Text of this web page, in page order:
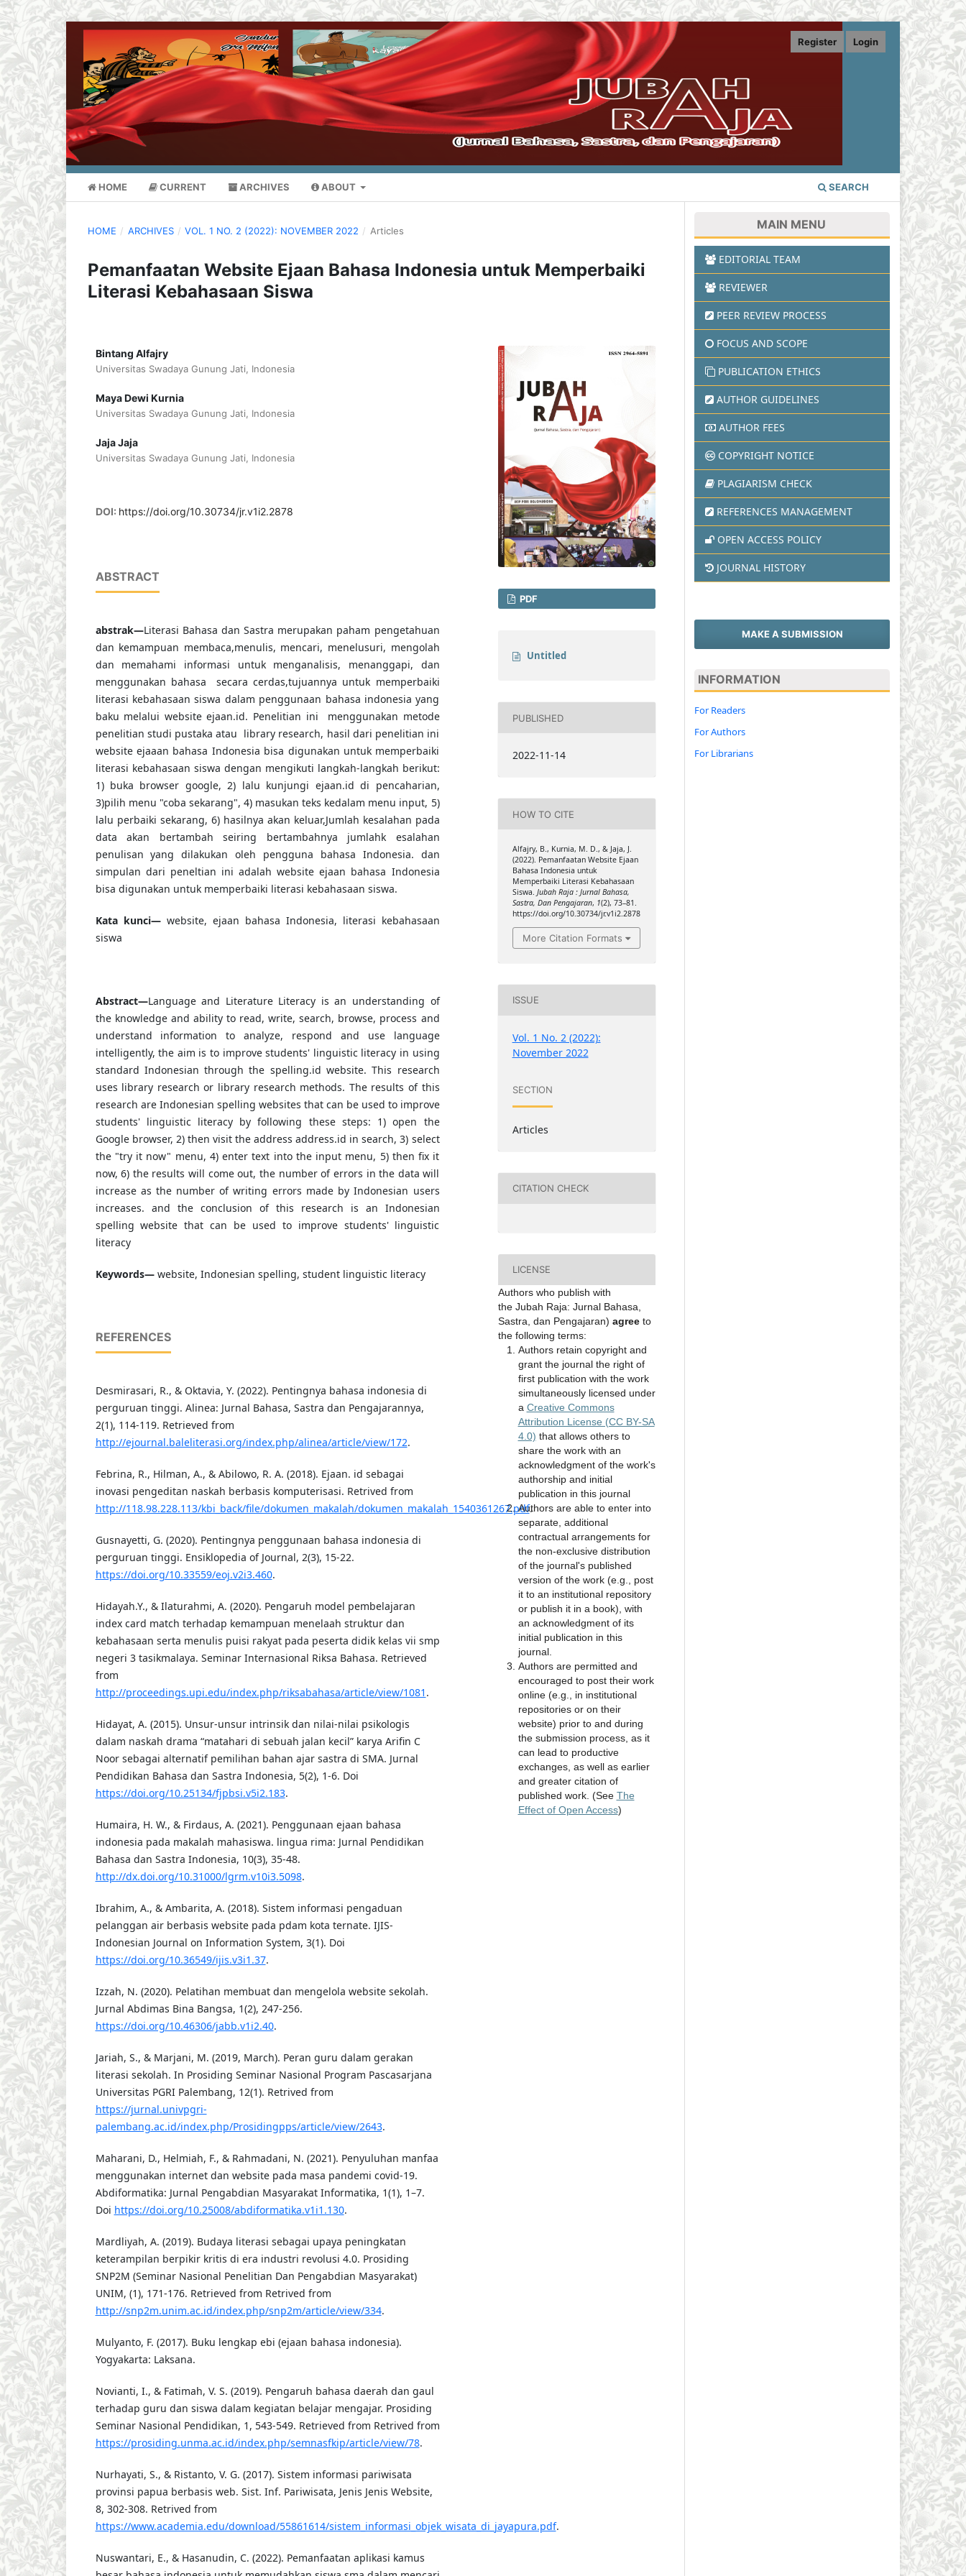
HOME CURRENT ARCHIVES ABOUT SEARCH
Register Login
HOME / ARCHIVES / VOL. 1 NO. 2 (2022): NOVEMBER 2022 / Articles
Pemanfaatan Website Ejaan Bahasa Indonesia untuk Memperbaiki
Literasi Kebahasaan Siswa
Bintang Alfajry
Universitas Swadaya Gunung Jati, Indonesia
Maya Dewi Kurnia
Universitas Swadaya Gunung Jati, Indonesia
Jaja Jaja
Universitas Swadaya Gunung Jati, Indonesia
DOI: https://doi.org/10.30734/jr.v1i2.2878
ABSTRACT
abstrak—Literasi Bahasa dan Sastra merupakan paham pengetahuan
dan kemampuan membaca,menulis, mencari, menelusuri, mengolah
dan memahami informasi untuk menganalisis, menanggapi, dan
menggunakan bahasa secara cerdas,tujuannya untuk memperbaiki
literasi kebahasaan siswa dalam penggunaan bahasa indonesia yang
baku melalui website ejaan.id. Penelitian ini menggunakan metode
penelitian studi pustaka atau library research, hasil dari penelitian ini
website ejaaan bahasa Indonesia bisa digunakan untuk memperbaiki
literasi kebahasaan siswa dengan mengikuti langkah-langkah berikut:
1) buka browser google, 2) lalu kunjungi ejaan.id di pencaharian,
3)pilih menu "coba sekarang", 4) masukan teks kedalam menu input, 5)
lalu perbaiki sekarang, 6) hasilnya akan keluar,Jumlah kesalahan pada
data akan bertambah seiring bertambahnya jumlahk esalahan
penulisan yang dilakukan oleh pengguna bahasa Indonesia. dan
simpulan dari peneltian ini adalah website ejaan bahasa Indonesia
bisa digunakan untuk memperbaiki literasi kebahasaan siswa.
Kata kunci—website, ejaan bahasa Indonesia, literasi kebahasaan
siswa
Abstract—Language and Literature Literacy is an understanding of
the knowledge and ability to read, write, search, browse, process and
understand information to analyze, respond and use language
intelligently, the aim is to improve students' linguistic literacy in using
standard Indonesian through the spelling.id website. This research
uses library research or library research methods. The results of this
research are Indonesian spelling websites that can be used to improve
students' linguistic literacy by following these steps: 1) open the
Google browser, 2) then visit the address address.id in search, 3) select
the "try it now" menu, 4) enter text into the input menu, 5) then fix it
now, 6) the results will come out, the number of errors in the data will
increase as the number of writing errors made by Indonesian users
increases. and the conclusion of this research is an Indonesian
spelling website that can be used to improve students' linguistic
literacy
Keywords—website, Indonesian spelling, student linguistic literacy
REFERENCES
Desmirasari, R., & Oktavia, Y. (2022). Pentingnya bahasa indonesia di
perguruan tinggi. Alinea: Jurnal Bahasa, Sastra dan Pengajarannya,
2(1), 114-119. Retrieved from
http://ejournal.baleliterasi.org/index.php/alinea/article/view/172.
Febrina, R., Hilman, A., & Abilowo, R. A. (2018). Ejaan. id sebagai
inovasi pengeditan naskah berbasis komputerisasi. Retrived from
http://118.98.228.113/kbi_back/file/dokumen_makalah/dokumen_makalah_1540361267.pdf.
Gusnayetti, G. (2020). Pentingnya penggunaan bahasa indonesia di
perguruan tinggi. Ensiklopedia of Journal, 2(3), 15-22.
https://doi.org/10.33559/eoj.v2i3.460.
Hidayah.Y., & Ilaturahmi, A. (2020). Pengaruh model pembelajaran
index card match terhadap kemampuan menelaah struktur dan
kebahasaan serta menulis puisi rakyat pada peserta didik kelas vii smp
negeri 3 tasikmalaya. Seminar Internasional Riksa Bahasa. Retrieved
from
http://proceedings.upi.edu/index.php/riksabahasa/article/view/1081 .
Hidayat, A. (2015). Unsur-unsur intrinsik dan nilai-nilai psikologis
dalam naskah drama “matahari di sebuah jalan kecil” karya Arifin C
Noor sebagai alternatif pemilihan bahan ajar sastra di SMA. Jurnal
Pendidikan Bahasa dan Sastra Indonesia, 5(2), 1-6. Doi
https://doi.org/10.25134/fjpbsi.v5i2.183.
Humaira, H. W., & Firdaus, A. (2021). Penggunaan ejaan bahasa
indonesia pada makalah mahasiswa. lingua rima: Jurnal Pendidikan
Bahasa dan Sastra Indonesia, 10(3), 35-48.
http://dx.doi.org/10.31000/lgrm.v10i3.5098.
Ibrahim, A., & Ambarita, A. (2018). Sistem informasi pengaduan
pelanggan air berbasis website pada pdam kota ternate. IJIS-
Indonesian Journal on Information System, 3(1). Doi
https://doi.org/10.36549/ijis.v3i1.37.
Izzah, N. (2020). Pelatihan membuat dan mengelola website sekolah.
Jurnal Abdimas Bina Bangsa, 1(2), 247-256.
https://doi.org/10.46306/jabb.v1i2.40.
Jariah, S., & Marjani, M. (2019, March). Peran guru dalam gerakan
literasi sekolah. In Prosiding Seminar Nasional Program Pascasarjana
Universitas PGRI Palembang, 12(1). Retrived from
https://jurnal.univpgri-
palembang.ac.id/index.php/Prosidingpps/article/view/2643.
Maharani, D., Helmiah, F., & Rahmadani, N. (2021). Penyuluhan manfaa
menggunakan internet dan website pada masa pandemi covid-19.
Abdiformatika: Jurnal Pengabdian Masyarakat Informatika, 1(1), 1–7.
Doi https://doi.org/10.25008/abdiformatika.v1i1.130.
Mardliyah, A. (2019). Budaya literasi sebagai upaya peningkatan
keterampilan berpikir kritis di era industri revolusi 4.0. Prosiding
SNP2M (Seminar Nasional Penelitian Dan Pengabdian Masyarakat)
UNIM, (1), 171-176. Retrieved from Retrived from
http://snp2m.unim.ac.id/index.php/snp2m/article/view/334.
Mulyanto, F. (2017). Buku lengkap ebi (ejaan bahasa indonesia).
Yogyakarta: Laksana.
Novianti, I., & Fatimah, V. S. (2019). Pengaruh bahasa daerah dan gaul
terhadap guru dan siswa dalam kegiatan belajar mengajar. Prosiding
Seminar Nasional Pendidikan, 1, 543-549. Retrieved from Retrived from
https://prosiding.unma.ac.id/index.php/semnasfkip/article/view/78.
Nurhayati, S., & Ristanto, V. G. (2017). Sistem informasi pariwisata
provinsi papua berbasis web. Sist. Inf. Pariwisata, Jenis Jenis Website,
8, 302-308. Retrived from
https://www.academia.edu/download/55861614/sistem_informasi_objek_wisata_di_jayapura.pdf.
Nuswantari, E., & Hasanudin, C. (2022). Pemanfaatan aplikasi kamus
PDF
Untitled
PUBLISHED
2022-11-14
HOW TO CITE
Alfajry, B., Kurnia, M. D., & Jaja, J.
(2022). Pemanfaatan Website Ejaan
Bahasa Indonesia untuk
Memperbaiki Literasi Kebahasaan
Siswa. Jubah Raja : Jurnal Bahasa,
Sastra, Dan Pengajaran, 1(2), 73–81.
https://doi.org/10.30734/jr.v1i2.2878
More Citation Formats
ISSUE
Vol. 1 No. 2 (2022):
November 2022
SECTION
Articles
CITATION CHECK
LICENSE
Authors who publish with
the Jubah Raja: Jurnal Bahasa,
Sastra, dan Pengajaran) agreeto
the following terms:
Authors retain copyright and
grant the journal the right of
first publication with the work
simultaneously licensed under
a Creative Commons
Attribution License (CC BY-SA
4.0) that allows others to
share the work with an
acknowledgment of the work's
authorship and initial
publication in this journal
Authors are able to enter into
separate, additional
contractual arrangements for
the non-exclusive distribution
of the journal's published
version of the work (e.g., post
it to an institutional repository
or publish it in a book), with
an acknowledgment of its
initial publication in this
journal.
Authors are permitted and
encouraged to post their work
online (e.g., in institutional
repositories or on their
website) prior to and during
the submission process, as it
can lead to productive
exchanges, as well as earlier
and greater citation of
published work. (See The
Effect of Open Access)
MAIN MENU
EDITORIAL TEAM
REVIEWER
PEER REVIEW PROCESS
FOCUS AND SCOPE
PUBLICATION ETHICS
AUTHOR GUIDELINES
AUTHOR FEES
COPYRIGHT NOTICE
PLAGIARISM CHECK
REFERENCES MANAGEMENT
OPEN ACCESS POLICY
JOURNAL HISTORY
MAKE A SUBMISSION
INFORMATION
For Readers
For Authors
For Librarians